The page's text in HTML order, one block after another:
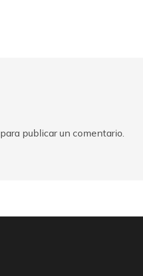
para publicar un comentario.